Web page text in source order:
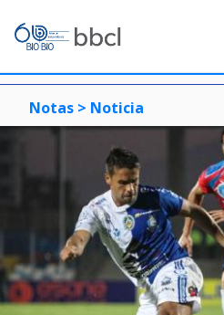
Notas > Noticia